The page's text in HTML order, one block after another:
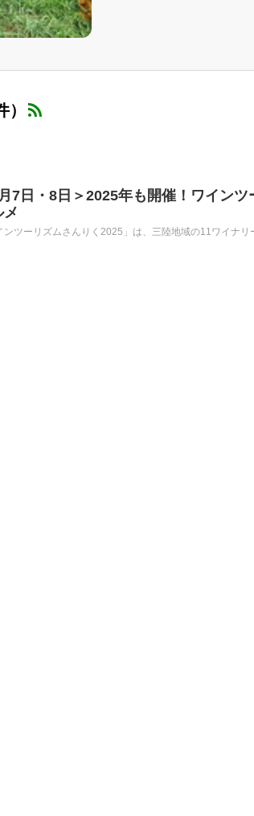
7日・8日＞2025年も開催！ワイン
メ
ンツーリズムさんりく2025」は、三陸地域の11ワイナ